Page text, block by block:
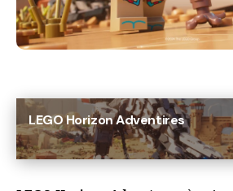
LEGO Horizon Adventires